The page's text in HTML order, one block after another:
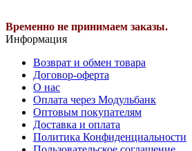
Временно не принимаем заказы.
Информация
Возврат и обмен товара
Договор-оферта
О нас
Оплата через Модульбанк
Оптовым покупателям
Доставка и оплата
Политика Конфиденциальности